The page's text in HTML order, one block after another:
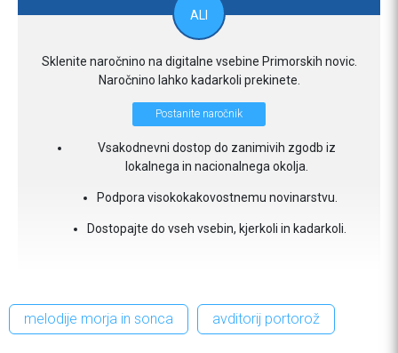
ALI
Sklenite naročnino na digitalne vsebine Primorskih novic.
Naročnino lahko kadarkoli prekinete.
Postanite naročnik
Vsakodnevni dostop do zanimivih zgodb iz
lokalnega in nacionalnega okolja.
Podpora visokokakovostnemu novinarstvu.
Dostopajte do vseh vsebin, kjerkoli in kadarkoli.
melodije morja in sonca avditorij portorož